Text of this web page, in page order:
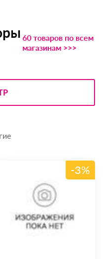
60 товаров по всем
магазинам >>>
-3%